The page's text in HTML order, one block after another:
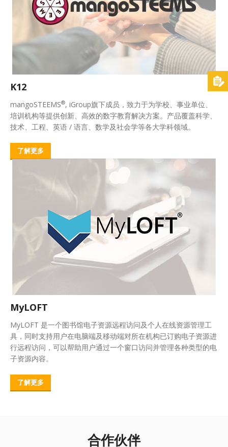
K12
mangoSTEEMS®, iGroup旗下成员，致力于为学校、事业单位、
培训机构等提供创新、高效的数字教育解决方案。产品覆盖科学、
技术、工程、英语 / 语言、数学及社会学等各大学科领域。
了解更多
MyLOFT
MyLOFT 是一个图书馆电子资源远程访问及个人在线资源管理工
具，同时支持用户在电脑端及移动端对所在机构已订购电子资源进
行远程访问，可以帮助用户通过一个窗口访问并管理各种类型的电
子资源内容。
了解更多
合作伙伴